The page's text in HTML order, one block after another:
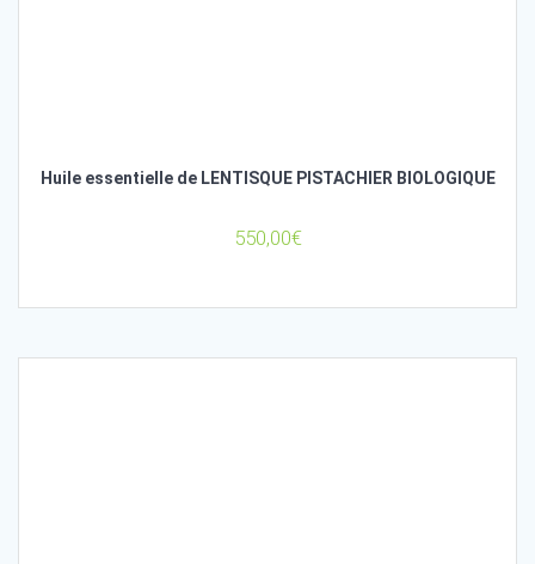
Huile essentielle de LENTISQUE PISTACHIER BIOLOGIQUE
550,00€